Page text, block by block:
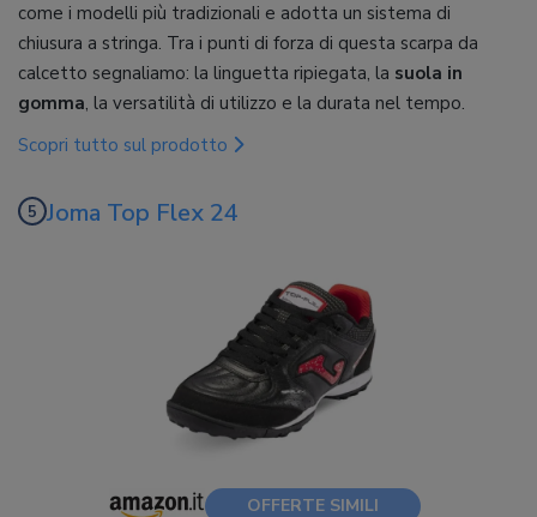
come i modelli più tradizionali e adotta un sistema di
chiusura a stringa. Tra i punti di forza di questa scarpa da
calcetto segnaliamo: la linguetta ripiegata, la suola in
gomma, la versatilità di utilizzo e la durata nel tempo.
Scopri tutto sul prodotto
Joma Top Flex 24
OFFERTE SIMILI